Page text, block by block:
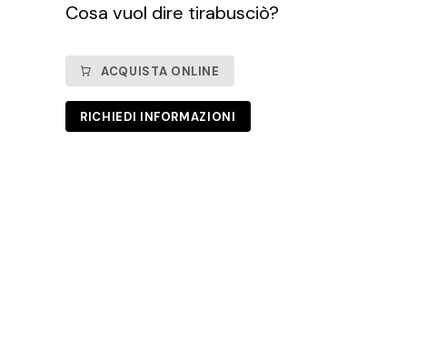
Cosa vuol dire tirabusciò?
ACQUISTA ONLINE
RICHIEDI INFORMAZIONI